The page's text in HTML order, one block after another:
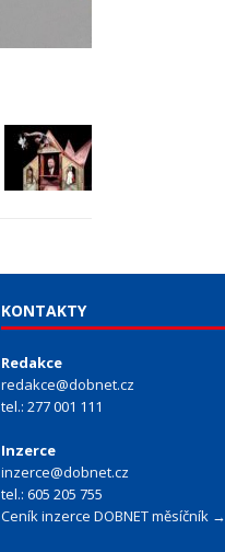
KONTAKTY
Redakce
redakce@dobnet.cz
tel.: 277 001 111
Inzerce
inzerce@dobnet.cz
tel.: 605 205 755
Ceník inzerce DOBNET měsíčník →